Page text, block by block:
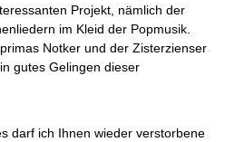
Projekt, nämlich der
im Kleid der Popmusik.
Notker und der Zisterzienser
gutes Gelingen dieser
darf ich Ihnen wieder verstorbene